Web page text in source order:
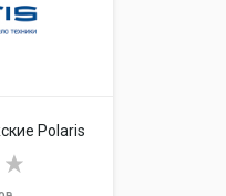
Polaris